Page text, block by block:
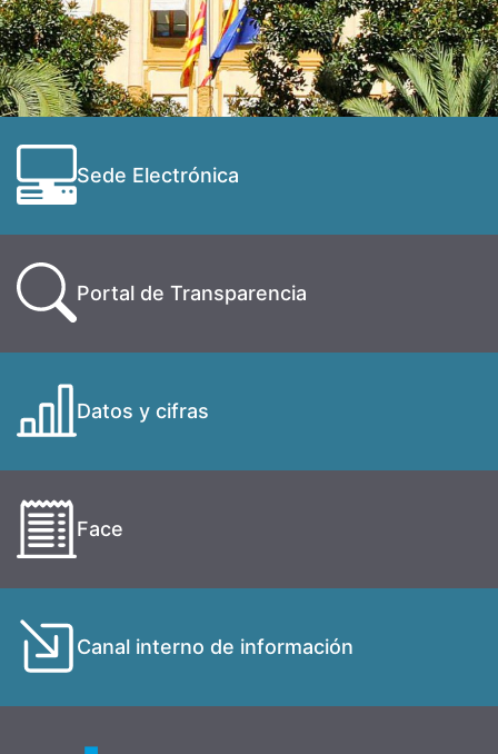
Sede Electrónica
Portal de Transparencia
Datos y cifras
Face
Canal interno de información